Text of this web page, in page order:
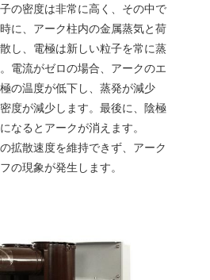
の密度は非常に高く、その中で
に、アーク柱内の金属蒸気と荷
し、電極は新しい粒子を常に蒸
電流がゼロの場合、アークのエ
の温度が低下し、蒸発が減少
度が減少します。最後に、陰極
なるとアークが消えます。
拡散速度を維持できず、アーク
の現象が発生します。